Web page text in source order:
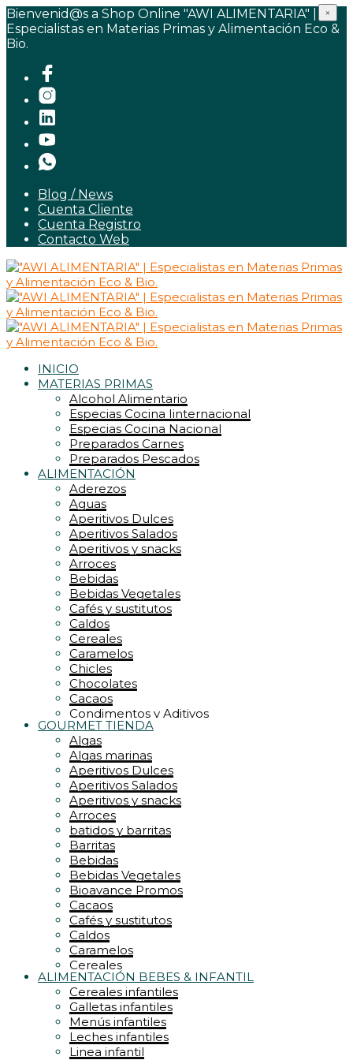
Bienvenid@s a Shop Online "AWI ALIMENTARIA" |
Especialistas en Materias Primas y Alimentación Eco &
Bio.
Blog / News
Cuenta Cliente
Cuenta Registro
Contacto Web
INICIO
MATERIAS PRIMAS
Alcohol Alimentario
Especias Cocina Iinternacional
Especias Cocina Nacional
Preparados Carnes
Preparados Pescados
ALIMENTACIÓN
Aderezos
Aguas
Aperitivos Dulces
Aperitivos Salados
Aperitivos y snacks
Arroces
Bebidas
Bebidas Vegetales
Cafés y sustitutos
Caldos
Cereales
Caramelos
Chicles
Chocolates
Cacaos
Condimentos y Aditivos
Conservas
CREMAS y RELLENOS
Dulces
Encurtidos
Energéticos
Especias y hierbas
Frutos secos
Galletas
galletas y pastelería
Gofres y Waffles
Golosinas
grandes formatos
Harinas
Endulzantes
Kombucha
krunchys
Lácteos
Jaleas
Latas y conservas
leche y quesos
Legumbres
Mermeladas
GOURMET TIENDA
Algas
Algas marinas
Aperitivos Dulces
Aperitivos Salados
Aperitivos y snacks
Arroces
batidos y barritas
Barritas
Bebidas
Bebidas Vegetales
Bioavance Promos
Cacaos
Cafés y sustitutos
Caldos
Caramelos
Cereales
Frutas deshidratadas
Frutos secos
Mieles
Jaleas
Levaduras
Jugos y superjugos
ALIMENTACIÓN BEBES & INFANTIL
Cereales infantiles
Galletas infantiles
Menús infantiles
Leches infantiles
Linea infantil
×